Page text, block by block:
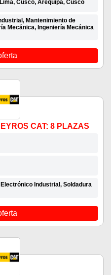
Cusco, Arequipa, Cusco
Mantenimiento de
Mecánica, Ingeniería Mecánica
CAT: 8 PLAZAS
Industrial, Soldadura